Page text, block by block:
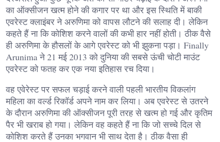
का ऑक्सीजन खत्म होने की कगार पर था और इस स्थिति में बाकी
एवरेस्ट क्लाइंबर ने अरुणिमा को वापस लौटने की सलाह दी। लेकिन
कहते हैं ना कि कोशिश करने वालों की कभी हार नहीं होती। ठीक वैसे
ही अरुणिमा के हौसलों के आगे एवरेस्ट को भी झुकना पड़ा। Finally
Arunima ने 21 मई 2013 को दुनिया की सबसे ऊंची चोटी माउंट
एवरेस्ट को फतह कर एक नया इतिहास रच दिया।
वह एवेरेस्ट पर सफल चड़ाई करने वाली पहली भारतीय विकलांग
महिला का वर्ल्ड रिकॉर्ड अपने नाम कर लिया। अब एवरेस्ट से उतरने
के दौरान अरुणिमा की ऑक्सीजन पूरी तरह से खत्म हो गई और कृतिम
पैर भी खराब हो गया। लेकिन वह कहते हैं ना कि जो सच्चे दिल से
कोशिश करते हैं उनका भगवान भी साथ देता है। ठीक वैसा ही